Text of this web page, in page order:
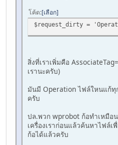
โค้ด เลือก
$request_dirty =
สิ่งที่เราเพิ่มคือ
เรานะครับ)
มันมี Operation ไฟล์ใหนแก้ทุ
ครับ
ปล.พวก wprobot ก้อทำเหมือ
เครื่องเราก่อนแล้วค้นหาไฟล์
ก้อได้แล้วครับ